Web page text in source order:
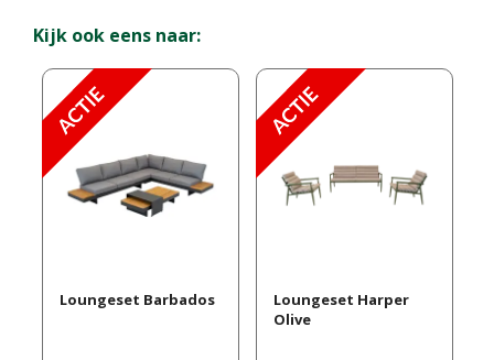
Kijk ook eens naar:
Loungeset Barbados
Loungeset Harper
Olive